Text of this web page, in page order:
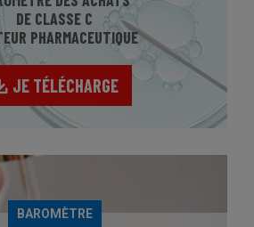
DE CLASSE C
PHARMACEUTIQUE
JE TÉLÉCHARGE
BAROMÈTRE